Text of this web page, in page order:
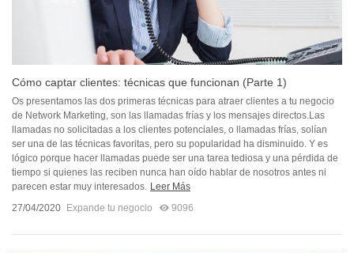
Cómo captar clientes: técnicas que funcionan (Parte 1)
Os presentamos las dos primeras técnicas para atraer clientes a tu negocio
de Network Marketing, son las llamadas frías y los mensajes directos.Las
llamadas no solicitadas a los clientes potenciales, o llamadas frías, solían
ser una de las técnicas favoritas, pero su popularidad ha disminuido. Y es
lógico porque hacer llamadas puede ser una tarea tediosa y una pérdida de
tiempo si quienes las reciben nunca han oído hablar de nosotros antes ni
parecen estar muy interesados. Leer Más
27/04/2020
Expande tu negocio 9096